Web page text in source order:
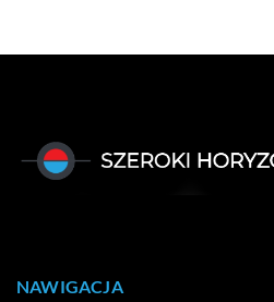
NAWIGACJA